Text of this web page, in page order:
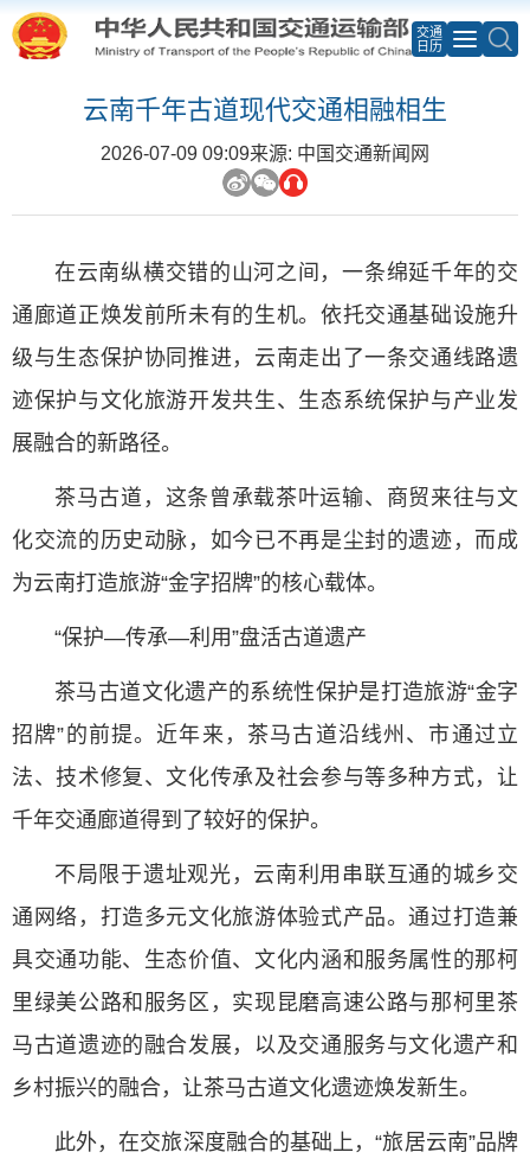
交通
日历
云南千年古道现代交通相融相生
2026-07-09 09:09来源: 中国交通新闻网
在云南纵横交错的山河之间，一条绵延千年的交
通廊道正焕发前所未有的生机。依托交通基础设施升
级与生态保护协同推进，云南走出了一条交通线路遗
迹保护与文化旅游开发共生、生态系统保护与产业发
展融合的新路径。
茶马古道，这条曾承载茶叶运输、商贸来往与文
化交流的历史动脉，如今已不再是尘封的遗迹，而成
为云南打造旅游“金字招牌”的核心载体。
“保护—传承—利用”盘活古道遗产
茶马古道文化遗产的系统性保护是打造旅游“金字
招牌”的前提。近年来，茶马古道沿线州、市通过立
法、技术修复、文化传承及社会参与等多种方式，让
千年交通廊道得到了较好的保护。
不局限于遗址观光，云南利用串联互通的城乡交
通网络，打造多元文化旅游体验式产品。通过打造兼
具交通功能、生态价值、文化内涵和服务属性的那柯
里绿美公路和服务区，实现昆磨高速公路与那柯里茶
马古道遗迹的融合发展，以及交通服务与文化遗产和
乡村振兴的融合，让茶马古道文化遗迹焕发新生。
此外，在交旅深度融合的基础上，“旅居云南”品牌